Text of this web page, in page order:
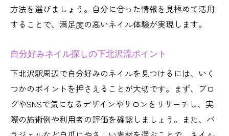
方法を選びましょう。自分に合った情報を見極めて活用
することで、満足度の高いネイル体験が実現します。
自分好みネイル探しの下北沢流ポイント
下北沢駅周辺で自分好みのネイルを見つけるには、いく
つかのポイントを押さえることが大切です。まず、ブロ
グやSNSで気になるデザインやサロンをリサーチし、実
際の施術例や利用者の評価を確認しましょう。また、パ